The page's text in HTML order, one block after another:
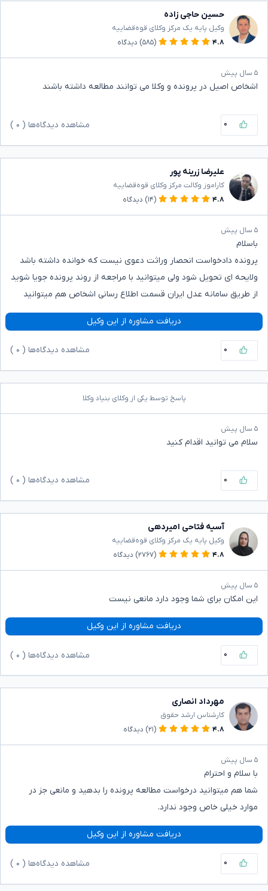
حسین حاجی زاده
وکیل پایه یک مرکز وکلای قوه‌قضاییه
۴.۸
(۵۸۵) دیدگاه
۵ سال پیش
اشخاص اصیل در پرونده و وکلا می توانند مطالعه داشته باشند
۰ مشاهده دیدگاه‌ها ( ۰
علیرضا زرینه پور
کاراموز وکالت مرکز وکلای قوه‌قضاییه
۴.۸
(۱۴) دیدگاه
۵ سال پیش
باسلام
پرونده دادخواست انحصار وراثت دعوی نیست که خوانده داشته باشد
ولایحه ای تحویل شود ولی میتوانید با مراجعه از روند پرونده جویا شوید
از طریق سامانه عدل ایران قسمت اطلاع رسانی اشخاص هم میتوانید
دریافت مشاوره از این وکیل
۰ مشاهده دیدگاه‌ها ( ۰
پاسخ توسط یکی از وکلای بنیاد وکلا
۵ سال پیش
سلام می توانید اقدام کنید
۰ مشاهده دیدگاه‌ها ( ۰
آسیه فتاحی امیردهی
وکیل پایه یک مرکز وکلای قوه‌قضاییه
۴.۸
(۲۷۶۷) دیدگاه
۵ سال پیش
این امکان برای شما وجود دارد مانعی نیست
دریافت مشاوره از این وکیل
۰ مشاهده دیدگاه‌ها ( ۰
مهرداد انصاری
کارشناس ارشد حقوق
۴.۸
(۲۱) دیدگاه
۵ سال پیش
با سلام و احترام
شما هم میتوانید درخواست مطالعه پرونده را بدهید و مانعی جز در
موارد خیلی خاص وجود ندارد.
دریافت مشاوره از این وکیل
۰ مشاهده دیدگاه‌ها ( ۰